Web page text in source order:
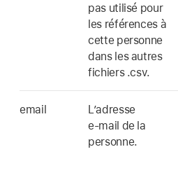
pas utilisé pour
les références à
cette personne
dans les autres
fichiers .csv.
email
L’adresse
e‑mail de la
personne.